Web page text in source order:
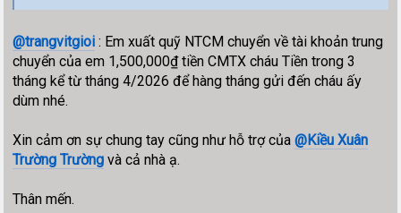
@trangvitgioi : Em xuất quỹ NTCM chuyển về tài khoản trung
chuyển của em 1,500,000₫ tiền CMTX cháu Tiền trong 3
tháng kể từ tháng 4/2026 để hàng tháng gửi đến cháu ấy
dùm nhé.
Xin cảm ơn sự chung tay cũng như hỗ trợ của@Kiều Xuân
Trường Trường và cả nhà ạ.
Thân mến.